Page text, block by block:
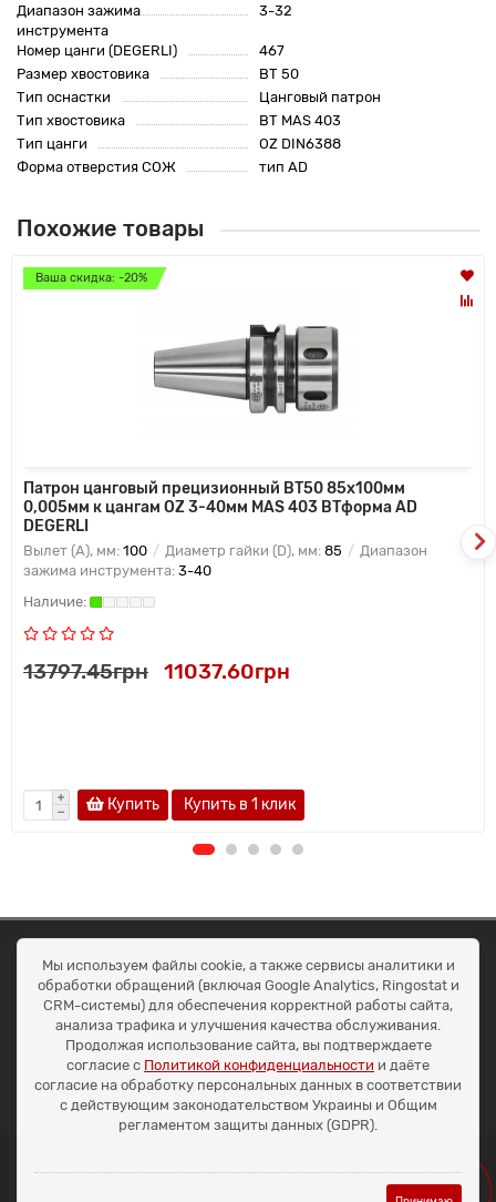
Диапазон зажима
инструмента
3-32
Номер цанги (DEGERLI)
467
Размер хвостовика
BT 50
Тип оснастки
Цанговый патрон
Тип хвостовика
BT MAS 403
Тип цанги
OZ DIN6388
Форма отверстия СОЖ
тип AD
Похожие товары
Ваша скидка: -20%
Патрон цанговый прецизионный BT50 85x100мм
0,005мм к цангам OZ 3-40мм MAS 403 BTформа AD
DEGERLI
Вылет (A), мм: 100 Диаметр гайки (D), мм: 85
Диапазон
зажима инструмента: 3-40
13797.45грн 11037.60грн
Купить Купить в 1 клик
ОКЕАН ТРЕЙД
Договір публичної оферти
Доставка та оплата
Наші контакти
Умови повернення
+38 (099) 452-20-02
+38 (098) 492-20-02
office@ocean.biz.ua
Мы используем файлы cookie, а также сервисы аналитики и
обработки обращений (включая Google Analytics, Ringostat и
CRM-системы) для обеспечения корректной работы сайта,
анализа трафика и улучшения качества обслуживания.
Продолжая использование сайта, вы подтверждаете
согласие с Политикой конфиденциальности и даёте
согласие на обработку персональных данных в соответствии
с действующим законодательством Украины и Общим
регламентом защиты данных (GDPR).